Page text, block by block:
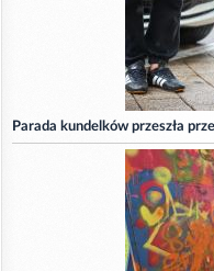
Parada kundelków przeszła